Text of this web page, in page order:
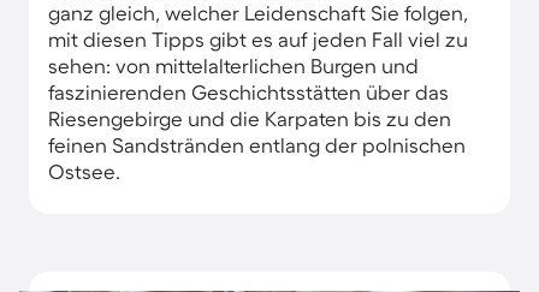
ganz gleich, welcher Leidenschaft Sie folgen,
mit diesen Tipps gibt es auf jeden Fall viel zu
sehen: von mittelalterlichen Burgen und
faszinierenden Geschichtsstätten über das
Riesengebirge und die Karpaten bis zu den
feinen Sandstränden entlang der polnischen
Ostsee.